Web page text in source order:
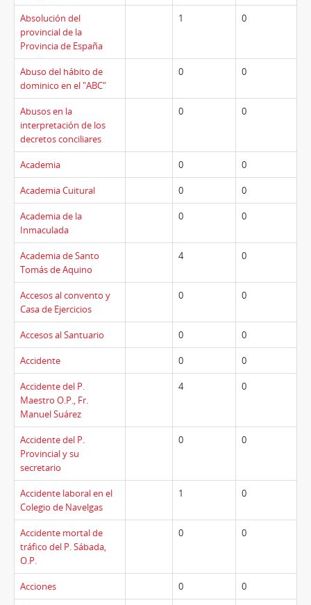
Absolución del
provincial de la
Provincia de España
1 0
Abuso del hábito de
dominico en el "ABC"
0 0
Abusos en la
interpretación de los
decretos conciliares
0 0
Academia 0 0
Academia Cuitural 0 0
Academia de la
Inmaculada
0 0
Academia de Santo
Tomás de Aquino
4 0
Accesos al convento y
Casa de Ejercicios
0 0
Accesos al Santuario 0 0
Accidente 0 0
Accidente del P.
Maestro O.P., Fr.
Manuel Suárez
4 0
Accidente del P.
Provincial y su
secretario
0 0
Accidente laboral en el
Colegio de Navelgas
1 0
Accidente mortal de
tráfico del P. Sábada,
O.P.
0 0
Acciones 0 0